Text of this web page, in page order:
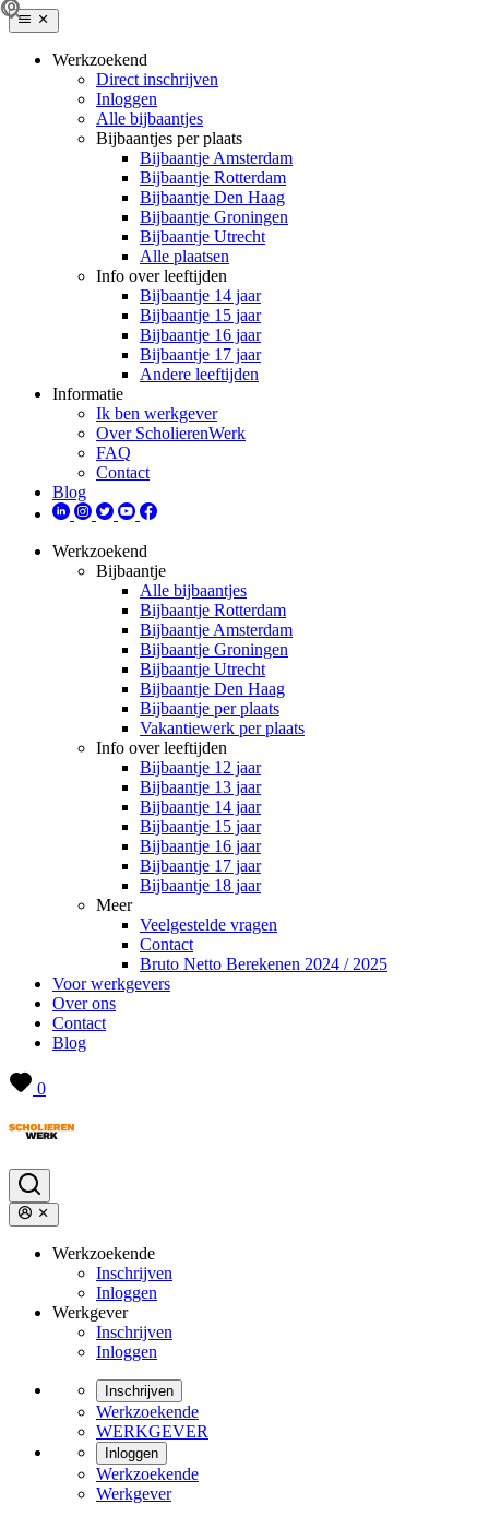
Werkzoekend
Direct inschrijven
Inloggen
Alle bijbaantjes
Bijbaantjes per plaats
Bijbaantje Amsterdam
Bijbaantje Rotterdam
Bijbaantje Den Haag
Bijbaantje Groningen
Bijbaantje Utrecht
Alle plaatsen
Info over leeftijden
Bijbaantje 14 jaar
Bijbaantje 15 jaar
Bijbaantje 16 jaar
Bijbaantje 17 jaar
Andere leeftijden
Informatie
Ik ben werkgever
Over ScholierenWerk
FAQ
Contact
Blog
Werkzoekend
Bijbaantje
Alle bijbaantjes
Bijbaantje Rotterdam
Bijbaantje Amsterdam
Bijbaantje Groningen
Bijbaantje Utrecht
Bijbaantje Den Haag
Bijbaantje per plaats
Vakantiewerk per plaats
Info over leeftijden
Bijbaantje 12 jaar
Bijbaantje 13 jaar
Bijbaantje 14 jaar
Bijbaantje 15 jaar
Bijbaantje 16 jaar
Bijbaantje 17 jaar
Bijbaantje 18 jaar
Meer
Veelgestelde vragen
Contact
Bruto Netto Berekenen 2024 / 2025
Voor werkgevers
Over ons
Contact
Blog
0
Werkzoekende
Inschrijven
Inloggen
Werkgever
Inschrijven
Inloggen
Inschrijven
Werkzoekende
WERKGEVER
Inloggen
Werkzoekende
Werkgever